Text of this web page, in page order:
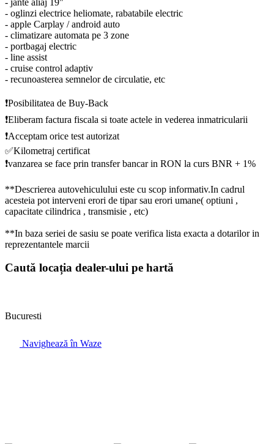
- oglinzi electrice heliomate, rabatabile electric
- apple Carplay / android auto
- climatizare automata pe 3 zone
- portbagaj electric
- line assist
- cruise control adaptiv
- recunoasterea semnelor de circulatie, etc
❗️Posibilitatea de Buy-Back
❗️Eliberam factura fiscala si toate actele in vederea inmatricularii
❗️Acceptam orice test autorizat
✅Kilometraj certificat
❗️vanzarea se face prin transfer bancar in RON la curs BNR + 1%
**Descrierea autovehiculului este cu scop informativ.In cadrul
acesteia pot interveni erori de tipar sau erori umane( optiuni ,
capacitate cilindrica , transmisie , etc)
**In baza seriei de sasiu se poate verifica lista exacta a dotarilor in
reprezentantele marcii
Caută locația dealer-ului pe hartă
Bucuresti
Navighează în Waze